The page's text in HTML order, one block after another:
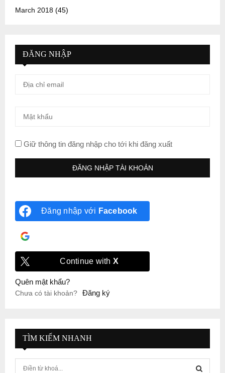
March 2018 (45)
ĐĂNG NHẬP
Giữ thông tin đăng nhập cho tới khi đăng xuất
Đăng nhập với Facebook
Continue with X
Quên mật khẩu?
Chưa có tài khoản? Đăng ký
TÌM KIẾM NHANH